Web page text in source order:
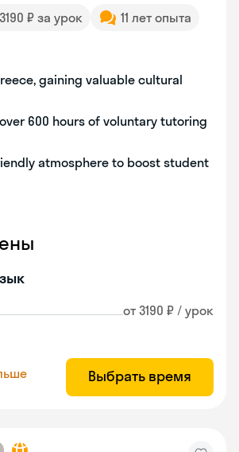
₽ за урок
11 лет опыта
gaining valuable cultural
600 hours of voluntary tutoring
atmosphere to boost student
от 3190 ₽ / урок
Выбрать время